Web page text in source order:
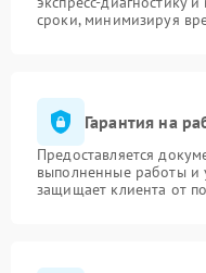
сроки, минимизируя
Гарантия на
Предоставляется
выполненные работы и
защищает клиента от